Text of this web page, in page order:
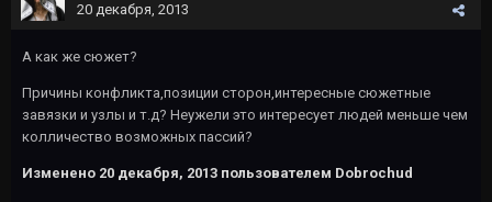
20 декабря, 2013
А как же сюжет?
Причины конфликта,позиции сторон,интересные сюжетные
завязки и узлы и т.д? Неужели это интересует людей меньше чем
колличество возможных пассий?
Изменено 20 декабря, 2013 пользователем Dobrochud